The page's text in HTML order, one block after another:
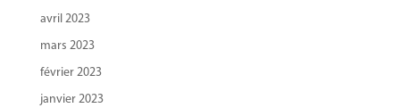
avril 2023
mars 2023
février 2023
janvier 2023